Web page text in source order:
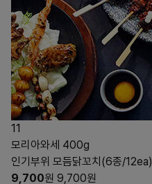
11
모리아와세 400g
인기부위 모듬닭꼬치(6종/12ea)
9,700원 9,700원